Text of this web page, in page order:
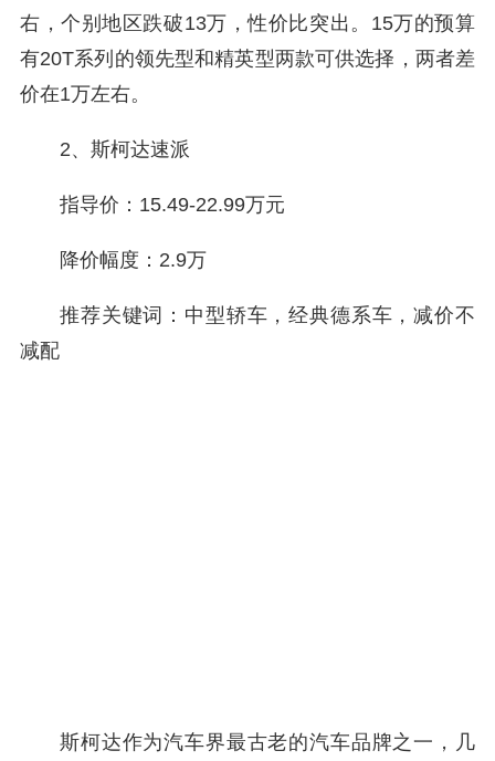
右，个别地区跌破13万，性价比突出。15万的预算
有20T系列的领先型和精英型两款可供选择，两者差
价在1万左右。
2、斯柯达速派
指导价：15.49-22.99万元
降价幅度：2.9万
推荐关键词：中型轿车，经典德系车，减价不
减配
斯柯达作为汽车界最古老的汽车品牌之一，几